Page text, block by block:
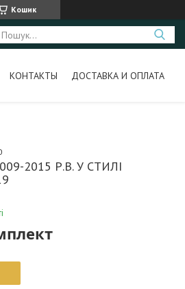
Кошик
КОНТАКТЫ ДОСТАВКА И ОПЛАТА
2015 Р.В. У СТИЛІ